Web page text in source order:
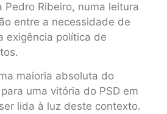
Pedro Ribeiro, numa leitura
entre a necessidade de
exigência política de
maioria absoluta do
uma vitória do PSD em
lida à luz deste contexto.